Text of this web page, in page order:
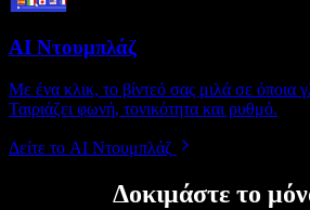
AI Ντουμπλάζ
Με ένα κλικ, το βίντεό σας μιλά σε όποια
Ταιριάζει φωνή, τονικότητα και ρυθμό.
Δείτε το AI Ντουμπλάζ
Δοκιμάστε το